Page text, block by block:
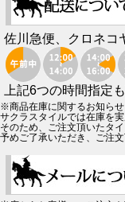
佐川急便、クロネコ
上記6つの時間指定
※商品在庫に関するお知ら
サクラスタイルでは在庫を
そのため、ご注文頂いたタ
予めご了承いただき、ご注